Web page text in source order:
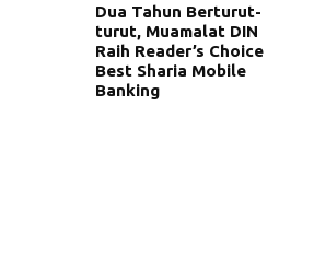
Dua Tahun Berturut-
turut, Muamalat DIN
Raih Reader’s Choice
Best Sharia Mobile
Banking